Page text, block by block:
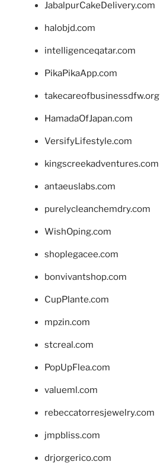
JabalpurCakeDelivery.com
halobjd.com
intelligenceqatar.com
PikaPikaApp.com
takecareofbusinessdfw.org
HamadaOfJapan.com
VersifyLifestyle.com
kingscreekadventures.com
antaeuslabs.com
purelycleanchemdry.com
WishOping.com
shoplegacee.com
bonvivantshop.com
CupPlante.com
mpzin.com
stcreal.com
PopUpFlea.com
valueml.com
rebeccatorresjewelry.com
jmpbliss.com
drjorgerico.com